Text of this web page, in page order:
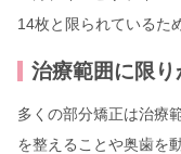
14枚と限られているた
治療範囲に限り
多くの部分矯正は治療
を整えることや奥歯を